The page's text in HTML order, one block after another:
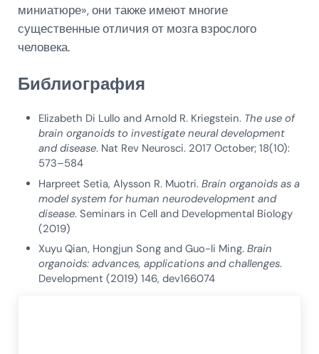
миниатюре», они также имеют многие
существенные отличия от мозга взрослого
человека.
Библиография
Elizabeth Di Lullo and Arnold R. Kriegstein. The use of
brain organoids to investigate neural development
and disease. Nat Rev Neurosci. 2017 October; 18(10):
573–584
Harpreet Setia, Alysson R. Muotri.Brain organoids as a
model system for human neurodevelopment and
disease. Seminars in Cell and Developmental Biology
(2019)
Xuyu Qian, Hongjun Song and Guo-li Ming.Brain
organoids: advances, applications and challenges.
Development (2019) 146, dev166074